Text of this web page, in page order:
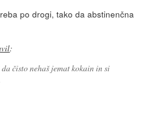
po drogi, tako da abstinenčna
:
čisto nehaš jemat kokain in si